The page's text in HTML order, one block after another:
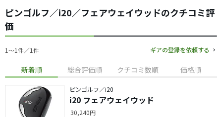
ピンゴルフ／i20／フェアウェイウッドのクチコミ評
価
1〜1件／1件 ギアの登録を依頼する
新着順 総合評価順 クチコミ数順 価格順
ピンゴルフ／i20
i20 フェアウェイウッド
30,240円